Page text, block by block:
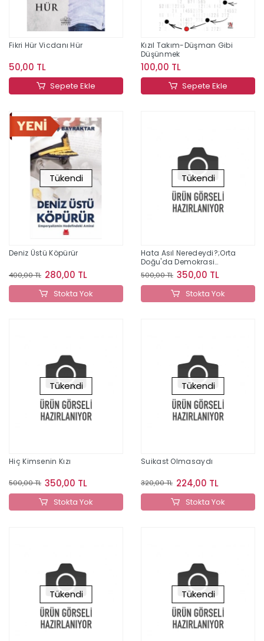
Fikri Hür Vicdanı Hür
50,00 TL
Sepete Ekle
Kızıl Takım-Düşman Gibi
Düşünmek
100,00 TL
Sepete Ekle
Tükendi
Deniz Üstü Köpürür
400,00 TL 280,00 TL
Stokta Yok
Tükendi
Hata Asıl Neredeydi?;Orta
Doğu'da Demokrasi
Neden Başarısız Oldu?
500,00 TL 350,00 TL
Stokta Yok
Tükendi
Hiç Kimsenin Kızı
500,00 TL 350,00 TL
Stokta Yok
Tükendi
Suikast Olmasaydı
320,00 TL 224,00 TL
Stokta Yok
Tükendi Tükendi